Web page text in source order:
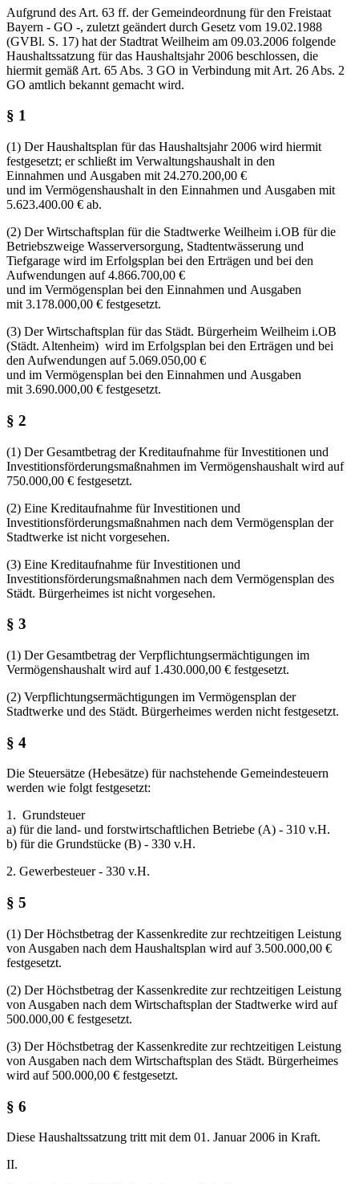
Aufgrund des Art. 63 ff. der Gemeindeordnung für den Freistaat
Bayern - GO -, zuletzt geändert durch Gesetz vom 19.02.1988
(GVBl. S. 17) hat der Stadtrat Weilheim am 09.03.2006 folgende
Haushaltssatzung für das Haushaltsjahr 2006 beschlossen, die
hiermit gemäß Art. 65 Abs. 3 GO in Verbindung mit Art. 26 Abs. 2
GO amtlich bekannt gemacht wird.
§ 1
(1) Der Haushaltsplan für das Haushaltsjahr 2006 wird hiermit
festgesetzt; er schließt im Verwaltungshaushalt in den
Einnahmen und Ausgaben mit 24.270.200,00 €
und im Vermögenshaushalt in den Einnahmen und Ausgaben mit
5.623.400.00 € ab.
(2) Der Wirtschaftsplan für die Stadtwerke Weilheim i.OB für die
Betriebszweige Wasserversorgung, Stadtentwässerung und
Tiefgarage wird im Erfolgsplan bei den Erträgen und bei den
Aufwendungen auf 4.866.700,00 €
und im Vermögensplan bei den Einnahmen und Ausgaben
mit 3.178.000,00 € festgesetzt.
(3) Der Wirtschaftsplan für das Städt. Bürgerheim Weilheim i.OB
(Städt. Altenheim) wird im Erfolgsplan bei den Erträgen und bei
den Aufwendungen auf 5.069.050,00 €
und im Vermögensplan bei den Einnahmen und Ausgaben
mit 3.690.000,00 € festgesetzt.
§ 2
(1) Der Gesamtbetrag der Kreditaufnahme für Investitionen und
Investitionsförderungsmaßnahmen im Vermögenshaushalt wird auf
750.000,00 € festgesetzt.
(2) Eine Kreditaufnahme für Investitionen und
Investitionsförderungsmaßnahmen nach dem Vermögensplan der
Stadtwerke ist nicht vorgesehen.
(3) Eine Kreditaufnahme für Investitionen und
Investitionsförderungsmaßnahmen nach dem Vermögensplan des
Städt. Bürgerheimes ist nicht vorgesehen.
§ 3
(1) Der Gesamtbetrag der Verpflichtungsermächtigungen im
Vermögenshaushalt wird auf 1.430.000,00 € festgesetzt.
(2) Verpflichtungsermächtigungen im Vermögensplan der
Stadtwerke und des Städt. Bürgerheimes werden nicht festgesetzt.
§ 4
Die Steuersätze (Hebesätze) für nachstehende Gemeindesteuern
werden wie folgt festgesetzt:
1. Grundsteuer
a) für die land- und forstwirtschaftlichen Betriebe (A) - 310 v.H.
b) für die Grundstücke (B) - 330 v.H.
2. Gewerbesteuer - 330 v.H.
§ 5
(1) Der Höchstbetrag der Kassenkredite zur rechtzeitigen Leistung
von Ausgaben nach dem Haushaltsplan wird auf 3.500.000,00 €
festgesetzt.
(2) Der Höchstbetrag der Kassenkredite zur rechtzeitigen Leistung
von Ausgaben nach dem Wirtschaftsplan der Stadtwerke wird auf
500.000,00 € festgesetzt.
(3) Der Höchstbetrag der Kassenkredite zur rechtzeitigen Leistung
von Ausgaben nach dem Wirtschaftsplan des Städt. Bürgerheimes
wird auf 500.000,00 € festgesetzt.
§ 6
Diese Haushaltssatzung tritt mit dem 01. Januar 2006 in Kraft.
II.